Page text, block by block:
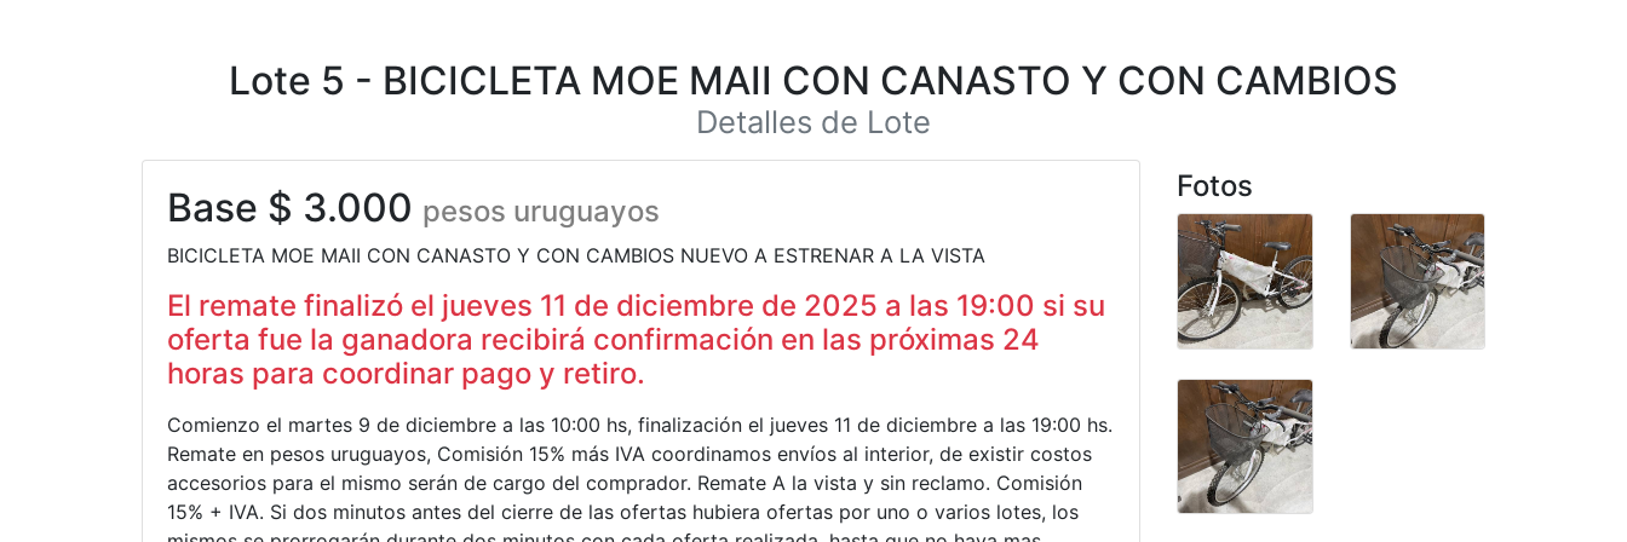
Lote 5 - BICICLETA MOE MAII CON CANASTO Y CON CAMBIOS
Detalles de Lote
Base $ 3.000 pesos uruguayos
BICICLETA MOE MAII CON CANASTO Y CON CAMBIOS NUEVO A ESTRENAR A LA VISTA
El remate finalizó el jueves 11 de diciembre de 2025 a las 19:00 si su
oferta fue la ganadora recibirá confirmación en las próximas 24
horas para coordinar pago y retiro.
Comienzo el martes 9 de diciembre a las 10:00 hs, finalización el jueves 11 de diciembre a las 19:00 hs.
Remate en pesos uruguayos, Comisión 15% más IVA coordinamos envíos al interior, de existir costos
accesorios para el mismo serán de cargo del comprador. Remate A la vista y sin reclamo. Comisión
15% + IVA. Si dos minutos antes del cierre de las ofertas hubiera ofertas por uno o varios lotes, los
Fotos